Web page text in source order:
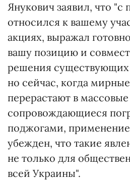
Янукович заявил, что
относился к вашему
акциях, выражал
вашу позицию и
решения существующих
но сейчас, когда
перерастают в
сопровождающиеся
поджогами,
убежден, что такие
не только для
всей Украины".